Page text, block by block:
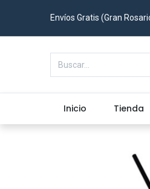
Envíos Gratis (Gran
Inicio Tienda